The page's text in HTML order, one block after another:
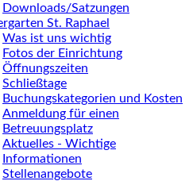
Downloads/Satzungen
St. Raphael
Was ist uns wichtig
Fotos der Einrichtung
Öffnungszeiten
Schließtage
Buchungskategorien und Kosten
Anmeldung für einen
Betreuungsplatz
Aktuelles - Wichtige
Informationen
Stellenangebote